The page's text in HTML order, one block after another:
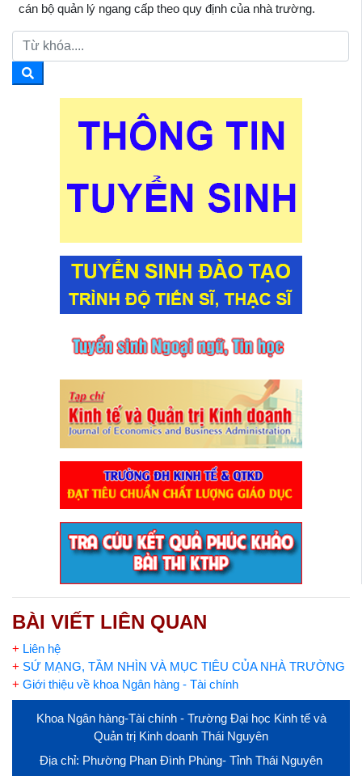
cán bộ quản lý ngang cấp theo quy định của nhà trường.
BÀI VIẾT LIÊN QUAN
+ Liên hệ
+ SỨ MẠNG, TẦM NHÌN VÀ MỤC TIÊU CỦA NHÀ TRƯỜNG
+ Giới thiệu về khoa Ngân hàng - Tài chính
Khoa Ngân hàng-Tài chính - Trường Đại học Kinh tế và
Quản trị Kinh doanh Thái Nguyên
Địa chỉ: Phường Phan Đình Phùng- Tỉnh Thái Nguyên